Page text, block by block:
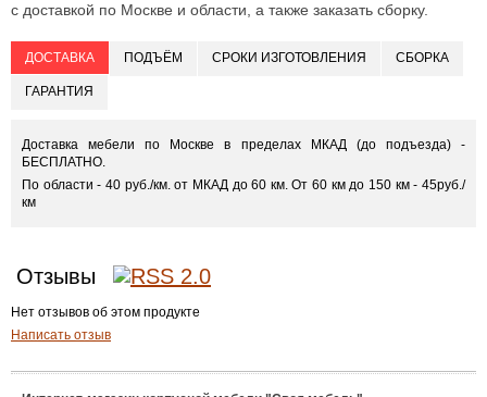
с доставкой по Москве и области, а также заказать сборку.
ДОСТАВКА ПОДЪЁМ СРОКИ ИЗГОТОВЛЕНИЯ СБОРКА
ГАРАНТИЯ
Доставка мебели по Москве в пределах МКАД (до подъезда) -
БЕСПЛАТНО.
По области - 40 руб./км. от МКАД до 60 км. От 60 км до 150 км - 45руб./
км
Отзывы
Нет отзывов об этом продукте
Написать отзыв